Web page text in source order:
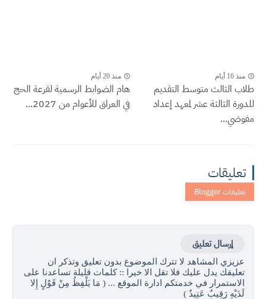
منذ 16 أيام
طلاب الثالث متوسط التقديم
للدورة الثالثة عشر لمعهد إعداد
مفوضي...
منذ 20 أيام
هام الضوابط الرسمية لقرعة الحج
في العراق للأعوام من 2027...
تعليقات
إرسال تعليق
عزيزي المشاهد لا تترك الموضوع بدون تعليق وتذكر ان
تعليقك يدل عليك فلا تقل الا خيرا :: كلمات قليلة تساعدنا على
الاستمرار في خدمتكم ادارة الموقع ... ( مَا يَلْفِظُ مِنْ قَوْلٍ إِلا
لَدَيْهِ رَقِيبٌ عَتِيدٌ )